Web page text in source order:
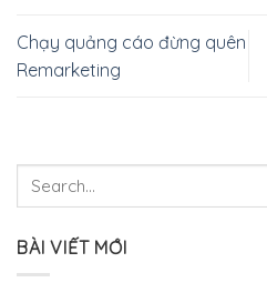
Chạy quảng cáo đừng quên
Remarketing
BÀI VIẾT MỚI